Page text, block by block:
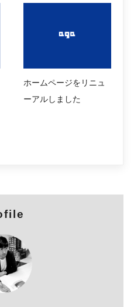
ホームページをリニュ
ーアルしました